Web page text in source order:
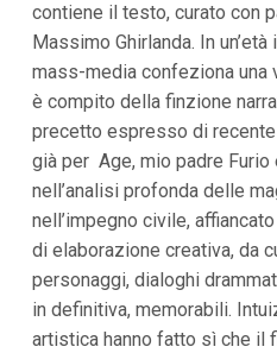
contiene il testo, curato con
Massimo Ghirlanda. In
mass-media confeziona una
è compito della finzione
precetto espresso di
già per Age, mio padre
nell’analisi profonda delle
nell’impegno civile,
di elaborazione creativa, da
personaggi, dialoghi
in definitiva, memorabili.
artistica hanno fatto sì che il